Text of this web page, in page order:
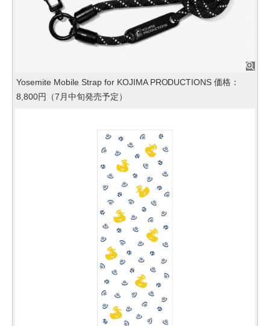
Yosemite Mobile Strap for KOJIMA PRODUCTIONS 価格：
8,800円（7月中旬発売予定）